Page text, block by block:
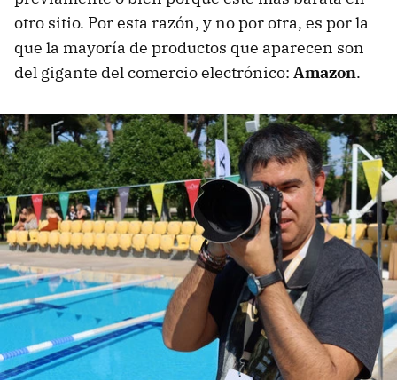
otro sitio. Por esta razón, y no por otra, es por la
que la mayoría de productos que aparecen son
del gigante del comercio electrónico: Amazon.